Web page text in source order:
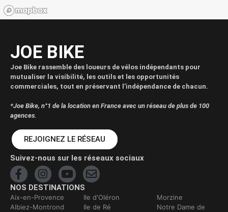
JOE BIKE
Joe Bike rassemble des loueurs de vélos indépendants pour
mutualiser la visibilité, les outils et les opportunités
commerciales, tout en préservant l’indépendance de chacun.
*Joe Bike, n°1 de la location en France avec un réseau de plus de 100
agences.
REJOIGNEZ LE RÉSEAU
Suivez-nous sur les réseaux sociaux
NOS DESTINATIONS
Aix-en-Provence
Albiez-Montrond
Ile d'Oléron
Ile de Ré
Morzine
Notre Dame de